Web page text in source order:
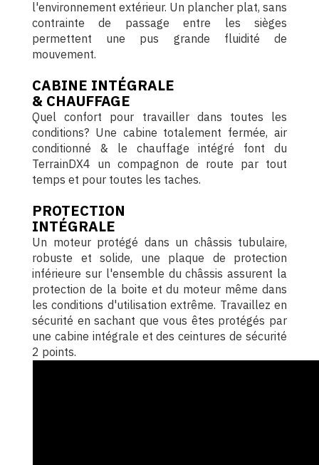
l'environnement extérieur. Un plancher plat, sans
contrainte de passage entre les sièges
permettent une pus grande fluidité de
mouvement.
CABINE INTÉGRALE
& CHAUFFAGE
Quel confort pour travailler dans toutes les
conditions? Une cabine totalement fermée, air
conditionné & le chauffage intégré font du
TerrainDX4 un compagnon de route par tout
temps et pour toutes les taches.
PROTECTION
INTÉGRALE
Un moteur protégé dans un châssis tubulaire,
robuste et solide, une plaque de protection
inférieure sur l'ensemble du châssis assurent la
protection de la boite et du moteur même dans
les conditions d'utilisation extrême. Travaillez en
sécurité en sachant que vous êtes protégés par
une cabine intégrale et des ceintures de sécurité
2 points.